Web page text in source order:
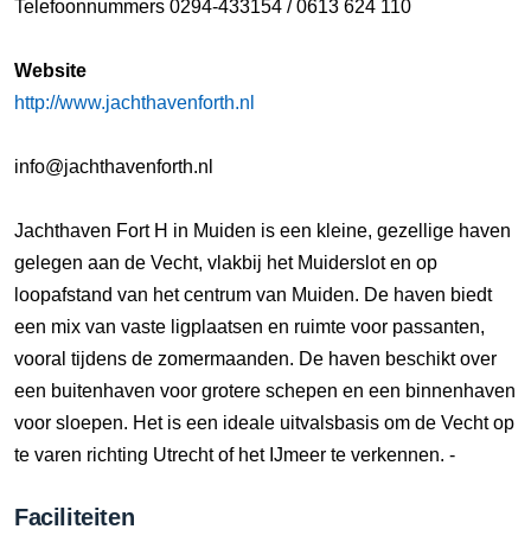
Telefoonnummers 0294-433154 / 0613 624 110
Website
http://www.jachthavenforth.nl
info@jachthavenforth.nl
Jachthaven Fort H in Muiden is een kleine, gezellige haven
gelegen aan de Vecht, vlakbij het Muiderslot en op
loopafstand van het centrum van Muiden. De haven biedt
een mix van vaste ligplaatsen en ruimte voor passanten,
vooral tijdens de zomermaanden. De haven beschikt over
een buitenhaven voor grotere schepen en een binnenhaven
voor sloepen. Het is een ideale uitvalsbasis om de Vecht op
te varen richting Utrecht of het IJmeer te verkennen. -
Faciliteiten